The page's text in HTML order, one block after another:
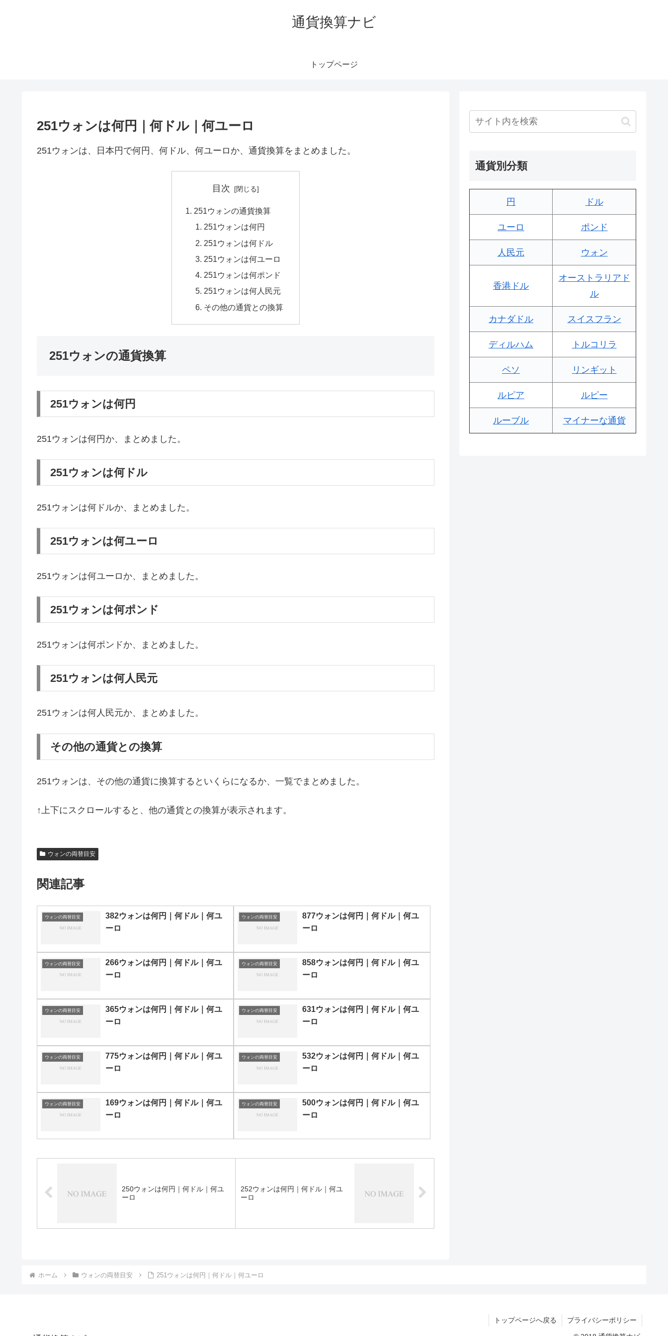
通貨換算ナビ
トップページ
251ウォンは何円｜何ドル｜何ユーロ
251ウォンは、日本円で何円、何ドル、何ユーロか、通貨換算をまとめました。
目次
251ウォンの通貨換算
251ウォンは何円
251ウォンは何ドル
251ウォンは何ユーロ
251ウォンは何ポンド
251ウォンは何人民元
その他の通貨との換算
251ウォンの通貨換算
251ウォンは何円
251ウォンは何円か、まとめました。
251ウォンは何ドル
251ウォンは何ドルか、まとめました。
251ウォンは何ユーロ
251ウォンは何ユーロか、まとめました。
251ウォンは何ポンド
251ウォンは何ポンドか、まとめました。
251ウォンは何人民元
251ウォンは何人民元か、まとめました。
その他の通貨との換算
251ウォンは、その他の通貨に換算するといくらになるか、一覧でまとめました。
↑上下にスクロールすると、他の通貨との換算が表示されます。
ウォンの両替目安
関連記事
ウォンの両替目安
382ウォンは何円｜何ドル｜何ユ
ーロ
ウォンの両替目安
877ウォンは何円｜何ドル｜何ユ
ーロ
ウォンの両替目安
266ウォンは何円｜何ドル｜何ユ
ーロ
ウォンの両替目安
858ウォンは何円｜何ドル｜何ユ
ーロ
ウォンの両替目安
365ウォンは何円｜何ドル｜何ユ
ーロ
ウォンの両替目安
631ウォンは何円｜何ドル｜何ユ
ーロ
ウォンの両替目安
775ウォンは何円｜何ドル｜何ユ
ーロ
ウォンの両替目安
532ウォンは何円｜何ドル｜何ユ
ーロ
ウォンの両替目安
169ウォンは何円｜何ドル｜何ユ
ーロ
ウォンの両替目安
500ウォンは何円｜何ドル｜何ユ
ーロ
250ウォンは何円｜何ドル｜何ユ
ーロ
252ウォンは何円｜何ドル｜何ユ
ーロ
通貨別分類
円 ドル
ユーロ ポンド
人民元 ウォン
香港ドル
オーストラリアド
ル
カナダドル スイスフラン
ディルハム トルコリラ
ペソ リンギット
ルピア ルピー
ルーブル マイナーな通貨
ホーム ウォンの両替目安 251ウォンは何円｜何ドル｜何ユーロ
トップページへ戻る プライバシーポリシー